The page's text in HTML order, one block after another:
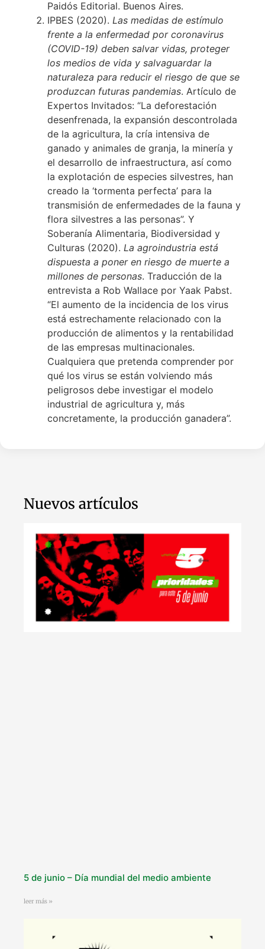
Paidós Editorial. Buenos Aires.
IPBES (2020). Las medidas de estímulo
frente a la enfermedad por coronavirus
(COVID-19) deben salvar vidas, proteger
los medios de vida y salvaguardar la
naturaleza para reducir el riesgo de que se
produzcan futuras pandemias. Artículo de
Expertos Invitados: “La deforestación
desenfrenada, la expansión descontrolada
de la agricultura, la cría intensiva de
ganado y animales de granja, la minería y
el desarrollo de infraestructura, así como
la explotación de especies silvestres, han
creado la ‘tormenta perfecta’ para la
transmisión de enfermedades de la fauna y
flora silvestres a las personas”. Y
Soberanía Alimentaria, Biodiversidad y
Culturas (2020). La agroindustria está
dispuesta a poner en riesgo de muerte a
millones de personas. Traducción de la
entrevista a Rob Wallace por Yaak Pabst.
“El aumento de la incidencia de los virus
está estrechamente relacionado con la
producción de alimentos y la rentabilidad
de las empresas multinacionales.
Cualquiera que pretenda comprender por
qué los virus se están volviendo más
peligrosos debe investigar el modelo
industrial de agricultura y, más
concretamente, la producción ganadera”.
Nuevos artículos
5 de junio – Día mundial del medio ambiente
leer más »